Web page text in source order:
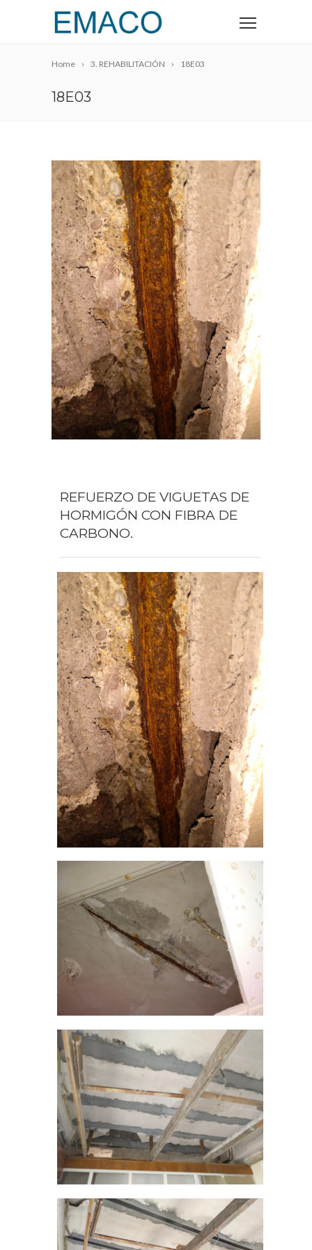
Home 3. REHABILITACIÓN 18E03
18E03
REFUERZO DE VIGUETAS DE
HORMIGÓN CON FIBRA DE
CARBONO.